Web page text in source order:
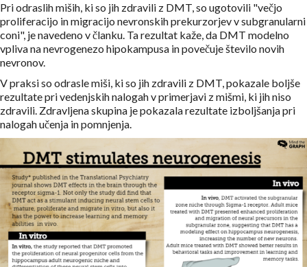
Pri odraslih miših, ki so jih zdravili z DMT, so ugotovili "večjo
proliferacijo in migracijo nevronskih prekurzorjev v subgranularni
coni", je navedeno v članku. Ta rezultat kaže, da DMT modelno
vpliva na nevrogenezo hipokampusa in povečuje število novih
nevronov.
V praksi so odrasle miši, ki so jih zdravili z DMT, pokazale boljše
rezultate pri vedenjskih nalogah v primerjavi z mišmi, ki jih niso
zdravili. Zdravljena skupina je pokazala rezultate izboljšanja pri
nalogah učenja in pomnjenja.